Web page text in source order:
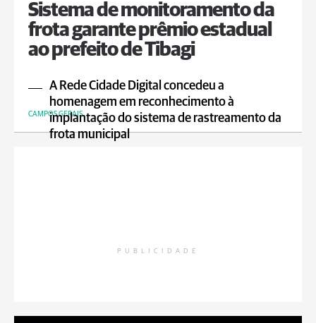
Sistema de monitoramento da
frota garante prêmio estadual
ao prefeito de Tibagi
A Rede Cidade Digital concedeu a
homenagem em reconhecimento à
implantação do sistema de rastreamento da
frota municipal
CAMPOS GERAIS
PUBLICIDADE